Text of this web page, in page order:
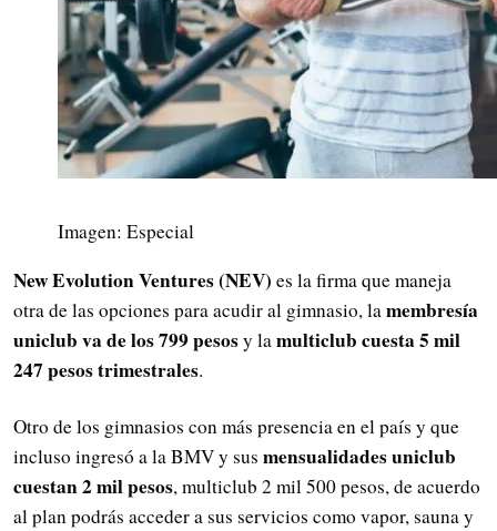
Imagen: Especial
New Evolution Ventures (NEV) es la firma que maneja
otra de las opciones para acudir al gimnasio, lamembresía
uniclub va de los 799 pesosy lamulticlub cuesta 5 mil
247 pesos trimestrales.
Otro de los gimnasios con más presencia en el país y que
incluso ingresó a la BMV y sus mensualidades uniclub
cuestan 2 mil pesos, multiclub 2 mil 500 pesos, de acuerdo
al plan podrás acceder a sus servicios como vapor, sauna y